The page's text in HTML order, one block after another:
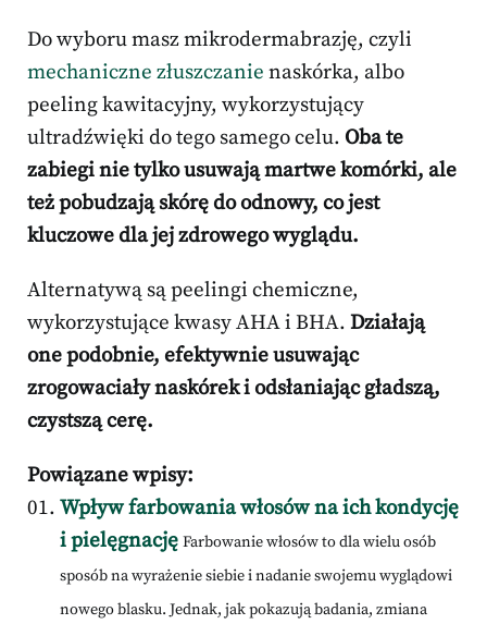
Do wyboru masz mikrodermabrazję, czyli
mechaniczne złuszczanie naskórka, albo
peeling kawitacyjny, wykorzystujący
ultradźwięki do tego samego celu. Oba te
zabiegi nie tylko usuwają martwe komórki, ale
też pobudzają skórę do odnowy, co jest
kluczowe dla jej zdrowego wyglądu.
Alternatywą są peelingi chemiczne,
wykorzystujące kwasy AHA i BHA. Działają
one podobnie, efektywnie usuwając
zrogowaciały naskórek i odsłaniając gładszą,
czystszą cerę.
Powiązane wpisy:
Wpływ farbowania włosów na ich kondycję
i pielęgnację Farbowanie włosów to dla wielu osób
sposób na wyrażenie siebie i nadanie swojemu wyglądowi
nowego blasku. Jednak, jak pokazują badania, zmiana